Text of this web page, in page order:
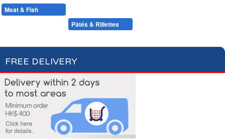
Meat & Fish
Pâtés & Rillettes
FREE DELIVERY